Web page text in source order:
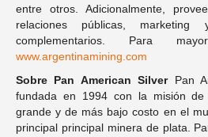
entre otros. Adicionalmente,
relaciones públicas, marketing
complementarios. Para
www.argentinamining.com
Sobre Pan American SilverPan
fundada en 1994 con la misión
grande y de más bajo costo en el
principal principal minera de plata.